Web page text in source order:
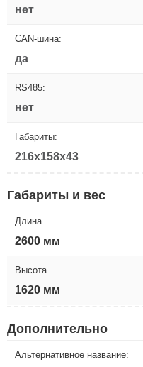
нет
CAN-шина:
да
RS485:
нет
Габариты:
216x158x43
Габариты и вес
Длина
2600 мм
Высота
1620 мм
Дополнительно
Альтернативное название: